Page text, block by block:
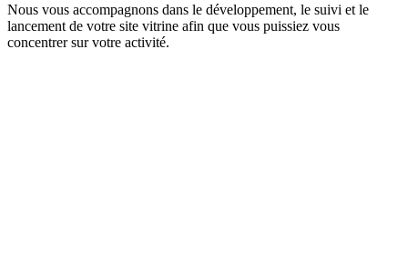
Nous vous accompagnons dans le développement, le suivi et le
lancement de votre site vitrine afin que vous puissiez vous
concentrer sur votre activité.